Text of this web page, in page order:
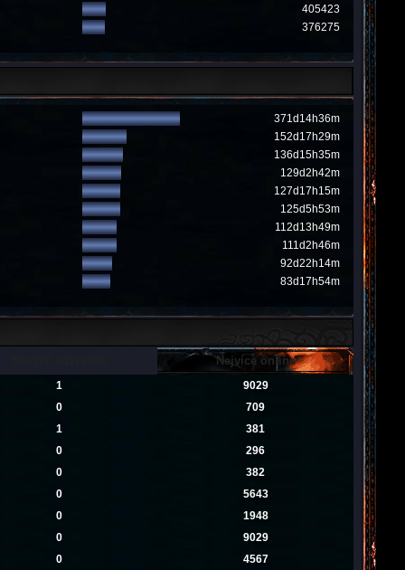
405423
376275
371d14h36m
152d17h29m
136d15h35m
129d2h42m
127d17h15m
125d5h53m
112d13h49m
111d2h46m
92d22h14m
83d17h54m
Nejvíce online
1
9029
0
709
1
381
0
296
0
382
0
5643
0
1948
0
9029
0
4567